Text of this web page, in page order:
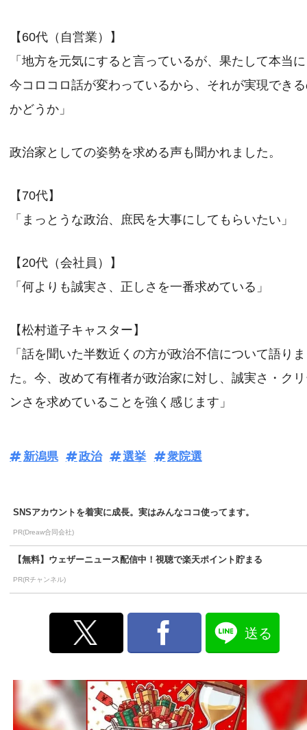
【60代（自営業）】
「地方を元気にすると言っているが、果たして本当
今コロコロ話が変わっているから、それが実現でき
かどうか」
政治家としての姿勢を求める声も聞かれました。
【70代】
「まっとうな政治、庶民を大事にしてもらいたい」
【20代（会社員）】
「何よりも誠実さ、正しさを一番求めている」
【松村道子キャスター】
「話を聞いた半数近くの方が政治不信について語り
た。今、改めて有権者が政治家に対し、誠実さ・ク
ンさを求めていることを強く感じます」
新潟県 政治 選挙 衆院選
SNSアカウントを着実に成長。実はみんなココ使ってます。
PR(Dreaw合同会社)
【無料】ウェザーニュース配信中！視聴で楽天ポイント貯まる
PR(Rチャンネル)
送る